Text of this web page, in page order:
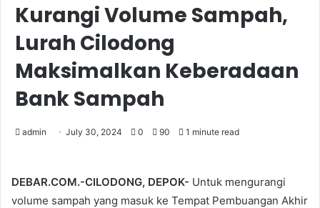
Kurangi Volume Sampah,
Lurah Cilodong
Maksimalkan Keberadaan
Bank Sampah
admin July 30, 2024 0 90 1 minute read
DEBAR.COM.-CILODONG, DEPOK- Untuk mengurangi
volume sampah yang masuk ke Tempat Pembuangan Akhir